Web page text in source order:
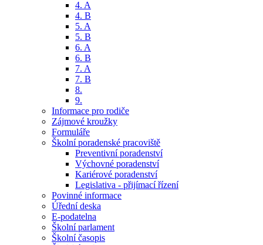
4. A
4. B
5. A
5. B
6. A
6. B
7. A
7. B
8.
9.
Informace pro rodiče
Zájmové kroužky
Formuláře
Školní poradenské pracoviště
Preventivní poradenství
Výchovné poradenství
Kariérové poradenství
Legislativa - přijímací řízení
Povinné informace
Úřední deska
E-podatelna
Školní parlament
Školní časopis